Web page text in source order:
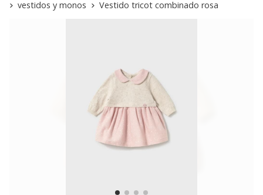
vestidos y monos
Vestido tricot combinado rosa